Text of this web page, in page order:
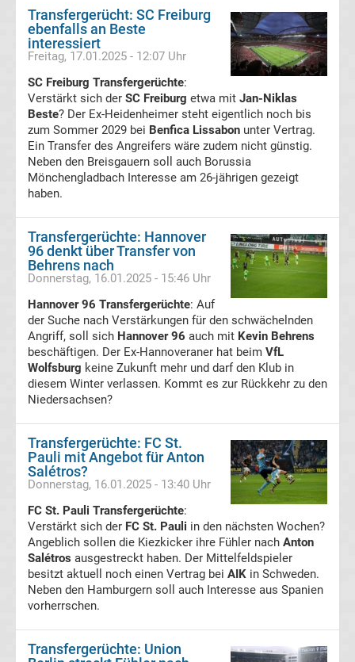
Bundesliga
Alle
Bundesliga
Relegationsspiele
&
Ergebnisse
Alle
DFB-
Präsidenten
Alle
Fußballer
Jahres
in
Deutschland
Alle
Transfergerücht: SC Freiburg
ebenfalls an Beste
interessiert
Freitag, 17.01.2025 - 12:07 Uhr
SC Freiburg Transfergerüchte:
Verstärkt sich der SC Freiburg etwa mit Jan-Niklas
Beste? Der Ex-Heidenheimer steht eigentlich noch bis
zum Sommer 2029 bei Benfica Lissabon unter Vertrag.
Ein Transfer des Angreifers wäre zudem nicht günstig.
Neben den Breisgauern soll auch Borussia
Mönchengladbach Interesse am 26-jährigen gezeigt
haben.
Transfergerüchte: Hannover
96 denkt über Transfer von
Behrens nach
Donnerstag, 16.01.2025 - 15:46 Uhr
Hannover 96 Transfergerüchte: Auf
der Suche nach Verstärkungen für den schwächelnden
Angriff, soll sich Hannover 96 auch mit Kevin Behrens
beschäftigen. Der Ex-Hannoveraner hat beim VfL
Wolfsburg keine Zukunft mehr und darf den Klub in
diesem Winter verlassen. Kommt es zur Rückkehr zu den
Niedersachsen?
Transfergerüchte: FC St.
Pauli mit Angebot für Anton
Salétros?
Donnerstag, 16.01.2025 - 13:40 Uhr
FC St. Pauli Transfergerüchte:
Verstärkt sich der FC St. Pauli in den nächsten Wochen?
Angeblich sollen die Kiezkicker ihre Fühler nach Anton
Salétros ausgestreckt haben. Der Mittelfeldspieler
besitzt aktuell noch einen Vertrag bei AIK in Schweden.
Neben den Hamburgern soll auch Interesse aus Spanien
vorherrschen.
Transfergerüchte: Union